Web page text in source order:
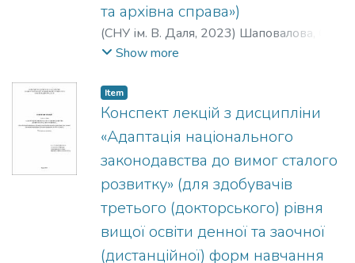
та архівна справа»)
(СНУ ім. В. Даля, 2023) Шаповалова, О.
В. ;Терещенко, С. В.
Show more
Item
Конспект лекцій з дисципліни
«Адаптація національного
законодавства до вимог сталого
розвитку» (для здобувачів
третього (докторського) рівня
вищої освіти денної та заочної
(дистанційної) форм навчання